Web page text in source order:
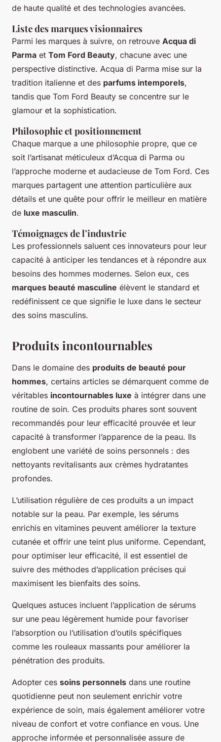
de haute qualité et des technologies avancées.
Liste des marques visionnaires
Parmi les marques à suivre, on retrouve Acqua di
Parma et Tom Ford Beauty, chacune avec une
perspective distinctive. Acqua di Parma mise sur la
tradition italienne et des parfums intemporels,
tandis que Tom Ford Beauty se concentre sur le
glamour et la sophistication.
Philosophie et positionnement
Chaque marque a une philosophie propre, que ce
soit l’artisanat méticuleux d’Acqua di Parma ou
l’approche moderne et audacieuse de Tom Ford. Ces
marques partagent une attention particulière aux
détails et une quête pour offrir le meilleur en matière
de luxe masculin.
Témoignages de l’industrie
Les professionnels saluent ces innovateurs pour leur
capacité à anticiper les tendances et à répondre aux
besoins des hommes modernes. Selon eux, ces
marques beauté masculine élèvent le standard et
redéfinissent ce que signifie le luxe dans le secteur
des soins masculins.
Produits incontournables
Dans le domaine des produits de beauté pour
hommes, certains articles se démarquent comme de
véritables incontournables luxe à intégrer dans une
routine de soin. Ces produits phares sont souvent
recommandés pour leur efficacité prouvée et leur
capacité à transformer l’apparence de la peau. Ils
englobent une variété de soins personnels : des
nettoyants revitalisants aux crèmes hydratantes
profondes.
L’utilisation régulière de ces produits a un impact
notable sur la peau. Par exemple, les sérums
enrichis en vitamines peuvent améliorer la texture
cutanée et offrir une teint plus uniforme. Cependant,
pour optimiser leur efficacité, il est essentiel de
suivre des méthodes d’application précises qui
maximisent les bienfaits des soins.
Quelques astuces incluent l’application de sérums
sur une peau légèrement humide pour favoriser
l’absorption ou l’utilisation d’outils spécifiques
comme les rouleaux massants pour améliorer la
pénétration des produits.
Adopter ces soins personnels dans une routine
quotidienne peut non seulement enrichir votre
expérience de soin, mais également améliorer votre
niveau de confort et votre confiance en vous. Une
approche informée et personnalisée assure de